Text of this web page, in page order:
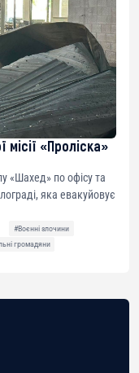
«Проліска»
«Шахед» по офісу та
яка евакуйовує
#Воєнні злочини
громадяни